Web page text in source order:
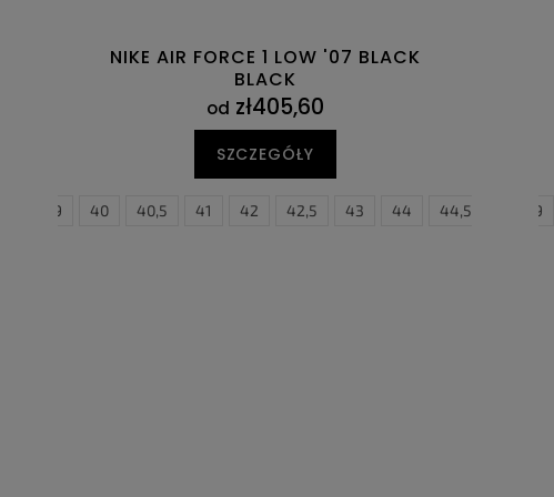
NIKE AIR FORCE 1 LOW '07 BLACK
BLACK
od zł405,60
SZCZEGÓŁY
39 40 40,5 41 42 42,5 43 44 44,5
35,5 36,5 38,5 39